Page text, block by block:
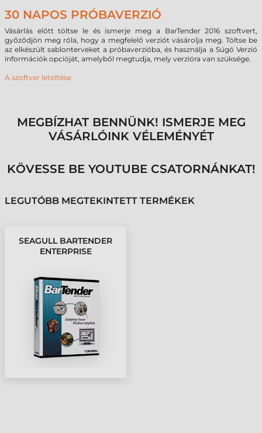
30 NAPOS PRÓBAVERZIÓ
Vásárlás előtt töltse le és ismerje meg a BarTender 2016 szoftvert,
győződjön meg róla, hogy a megfelelő verziót vásárolja meg. Töltse be
az elkészült sablonterveket a próbaverzióba, és használja a Súgó Verzió
információk opcióját, amelyből megtudja, mely verzióra van szüksége.
A szoftver letöltése
MEGBÍZHAT BENNÜNK! ISMERJE MEG
VÁSÁRLÓINK VÉLEMÉNYÉT
KÖVESSE BE YOUTUBE CSATORNÁNKAT!
LEGUTÓBB MEGTEKINTETT TERMÉKEK
SEAGULL BARTENDER
ENTERPRISE